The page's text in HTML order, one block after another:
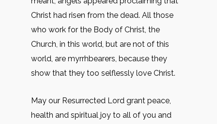
Christ had risen from the dead. All those
who work for the Body of Christ, the
Church, in this world, but are not of this
world, are myrrhbearers, because they
show that they too selflessly love Christ.
May our Resurrected Lord grant peace,
health and spiritual joy to all of you and